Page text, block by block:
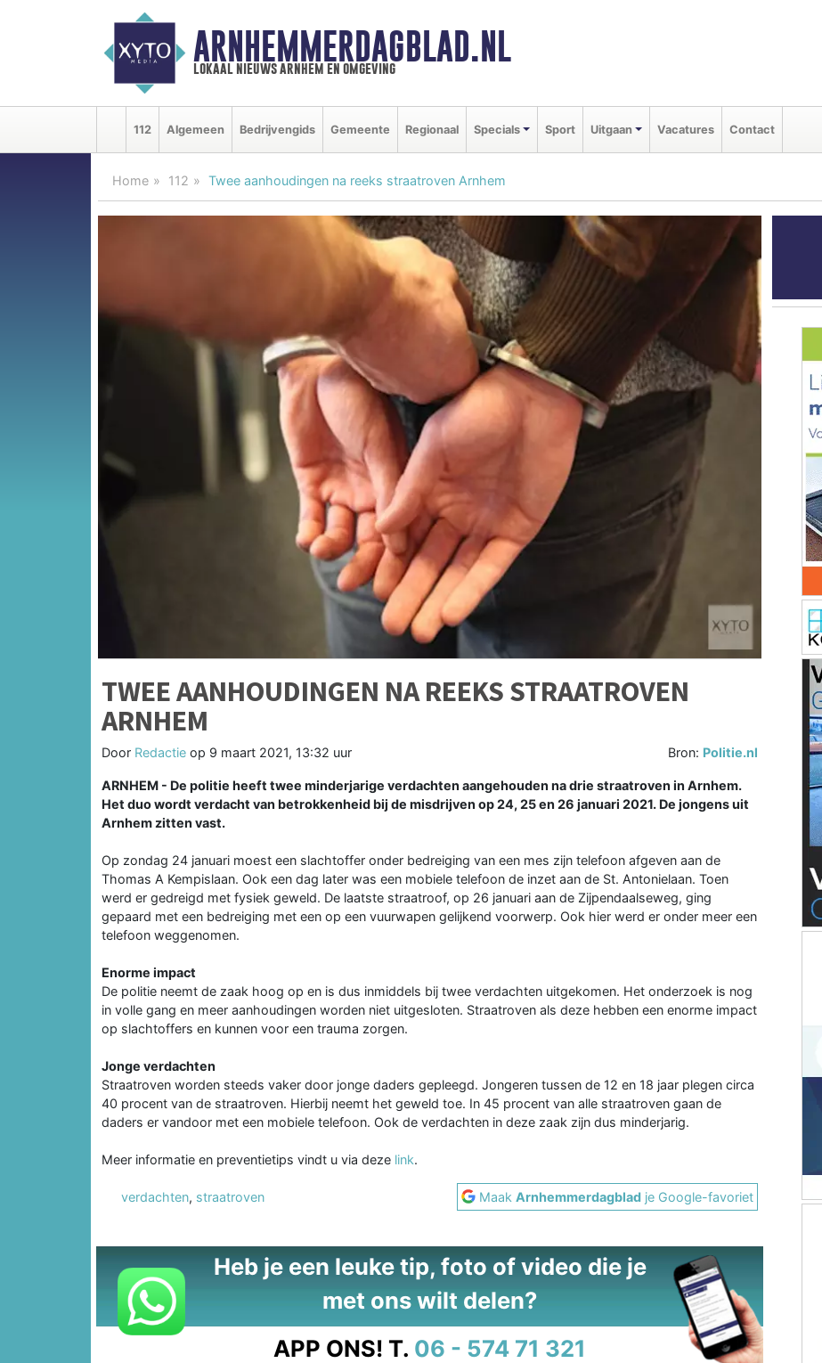
ARNHEMMERDAGBLAD.NL
lokaal nieuws arnhem en omgeving
112 Algemeen Bedrijvengids Gemeente Regionaal Specials Sport Uitgaan Vacatures Contact
Home 112 Twee aanhoudingen na reeks straatroven Arnhem
TWEE AANHOUDINGEN NA REEKS STRAATROVEN
ARNHEM
Door Redactie op 9 maart 2021, 13:32 uur Bron: Politie.nl
ARNHEM - De politie heeft twee minderjarige verdachten aangehouden na drie straatroven in Arnhem.
Het duo wordt verdacht van betrokkenheid bij de misdrijven op 24, 25 en 26 januari 2021. De jongens uit
Arnhem zitten vast.
Op zondag 24 januari moest een slachtoffer onder bedreiging van een mes zijn telefoon afgeven aan de
Thomas A Kempislaan. Ook een dag later was een mobiele telefoon de inzet aan de St. Antonielaan. Toen
werd er gedreigd met fysiek geweld. De laatste straatroof, op 26 januari aan de Zijpendaalseweg, ging
gepaard met een bedreiging met een op een vuurwapen gelijkend voorwerp. Ook hier werd er onder meer een
telefoon weggenomen.
Enorme impact
De politie neemt de zaak hoog op en is dus inmiddels bij twee verdachten uitgekomen. Het onderzoek is nog
in volle gang en meer aanhoudingen worden niet uitgesloten. Straatroven als deze hebben een enorme impact
op slachtoffers en kunnen voor een trauma zorgen.
Jonge verdachten
Straatroven worden steeds vaker door jonge daders gepleegd. Jongeren tussen de 12 en 18 jaar plegen circa
40 procent van de straatroven. Hierbij neemt het geweld toe. In 45 procent van alle straatroven gaan de
daders er vandoor met een mobiele telefoon. Ook de verdachten in deze zaak zijn dus minderjarig.
Meer informatie en preventietips vindt u via deze link.
verdachten, straatroven MaakArnhemmerdagblad je Google-favoriet
Heb je een leuke tip, foto of video die je
met ons wilt delen?
APP ONS! T. 06 - 574 71 321